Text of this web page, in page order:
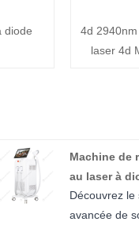
diode
4d
laser 4d
Machine de
au laser à
Découvrez
avancée de